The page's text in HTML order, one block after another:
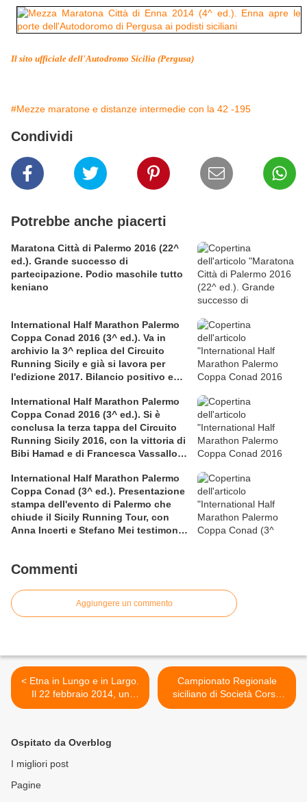
Il sito ufficiale dell'Autodromo Sicilia (Pergusa)
#Mezze maratone e distanze intermedie con la 42 -195
Condividi
Potrebbe anche piacerti
Maratona Città di Palermo 2016 (22^
ed.). Grande successo di
partecipazione. Podio maschile tutto
keniano
International Half Marathon Palermo
Coppa Conad 2016 (3^ ed.). Va in
archivio la 3^ replica del Circuito
Running Sicily e già si lavora per
l'edizione 2017. Bilancio positivo e
maschile a squadre
International Half Marathon Palermo
Coppa Conad 2016 (3^ ed.). Si è
conclusa la terza tappa del Circuito
Running Sicily 2016, con la vittoria di
Bibi Hamad e di Francesca Vassallo
International Half Marathon Palermo
Coppa Conad (3^ ed.). Presentazione
stampa dell'evento di Palermo che
chiude il Sicily Running Tour, con
Anna Incerti e Stefano Mei testimonial
Commenti
Aggiungere un commento
< Etna in Lungo e in Largo.
Il 22 febbraio 2014, un
allenamento autogestito di
ritorno (1900 D+/-)
Campionato Regionale
siciliano di Società Corsa
Campestre. La 2^ prova,
Ospitato da Overblog
I migliori post
Pagine